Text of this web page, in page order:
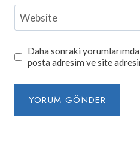
Website
Daha sonraki yorumlarımda
posta adresim ve site